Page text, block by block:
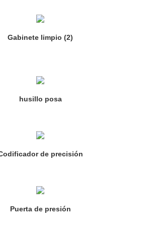
Gabinete limpio (2)
husillo posa
de precisión
Puerta de presión